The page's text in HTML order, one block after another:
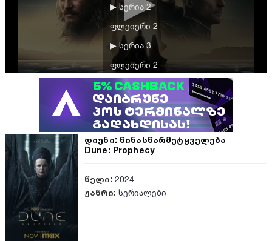
▶ სერია 2
ფლეიერი 2
▶ სერია 3
ფლეიერი 2
▶ სერია 4
ფლეიერი 2
▶ სერია 5
ფლეიერი 2
ფლეიერი 2
დიუნი: წინასწარმეტყველება
Dune: Prophecy
წელი: 2024
ჟანრი: სერიალები